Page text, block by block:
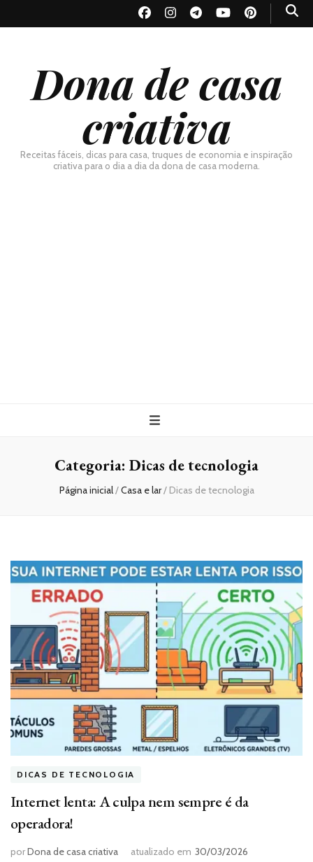
Dona de casa
criativa
Receitas fáceis, dicas para casa, truques de economia e inspiração
criativa para o dia a dia da dona de casa moderna.
Categoria: Dicas de tecnologia
Página inicial/Casa e lar/ Dicas de tecnologia
DICAS DE TECNOLOGIA
Internet lenta: A culpa nem sempre é da
operadora!
porDona de casa criativa atualizado em 30/03/2026